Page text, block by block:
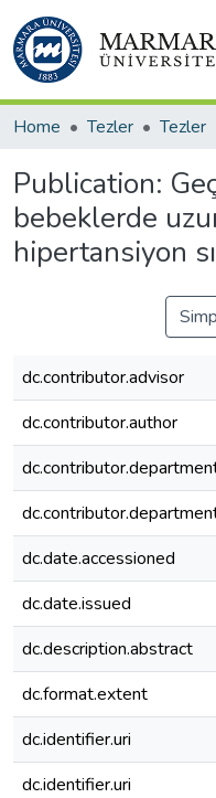
Home Tezler Tezler
Publication:
bebeklerde
hipertansiyon
dc.contributor.advisor
dc.contributor.author
dc.date.accessioned
dc.date.issued
dc.description.abstract
dc.format.extent
dc.identifier.uri
dc.identifier.uri